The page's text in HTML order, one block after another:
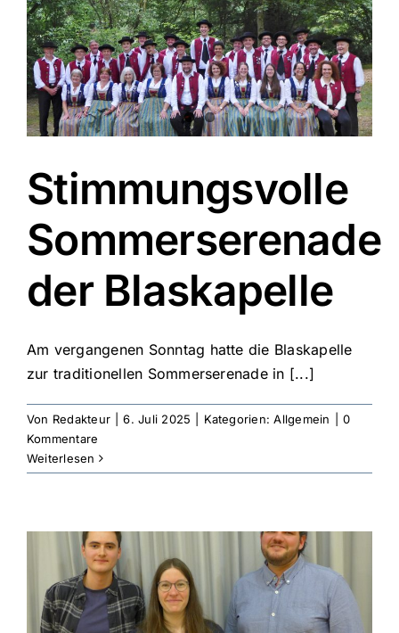
Stimmungsvolle
Sommerserenade
der Blaskapelle
Am vergangenen Sonntag hatte die Blaskapelle
zur traditionellen Sommerserenade in [...]
Von Redakteur 6. Juli 2025 Kategorien:Allgemein
0
Kommentare
Weiterlesen